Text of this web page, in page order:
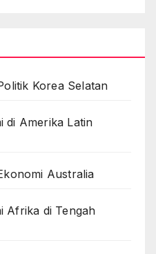
Korea Selatan
di Amerika Latin
Australia
Afrika di Tengah